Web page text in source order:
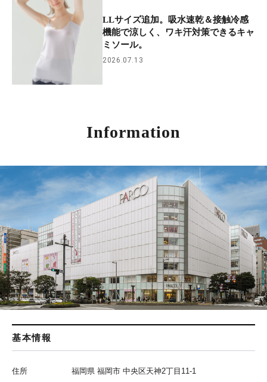
LLサイズ追加。吸水速乾＆接触冷感
機能で涼しく、ワキ汗対策できるキャ
ミソール。
2026.07.13
Information
基本情報
住所 福岡県 福岡市 中央区天神2丁目11-1